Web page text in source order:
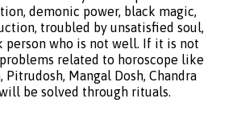
demonic power, black magic,
troubled by unsatisfied soul,
person who is not well. If it is not
related to horoscope like
Pitrudosh, Mangal Dosh, Chandra
be solved through rituals.